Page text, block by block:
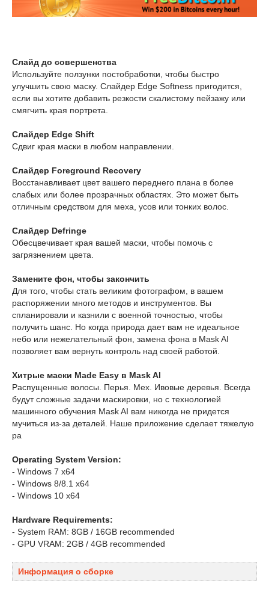
Слайд до совершенства
Используйте ползунки постобработки, чтобы быстро
улучшить свою маску. Слайдер Edge Softness пригодится,
если вы хотите добавить резкости скалистому пейзажу или
смягчить края портрета.
Слайдер Edge Shift
Сдвиг края маски в любом направлении.
Слайдер Foreground Recovery
Восстанавливает цвет вашего переднего плана в более
слабых или более прозрачных областях. Это может быть
отличным средством для меха, усов или тонких волос.
Слайдер Defringe
Обесцвечивает края вашей маски, чтобы помочь с
загрязнением цвета.
Замените фон, чтобы закончить
Для того, чтобы стать великим фотографом, в вашем
распоряжении много методов и инструментов. Вы
спланировали и казнили с военной точностью, чтобы
получить шанс. Но когда природа дает вам не идеальное
небо или нежелательный фон, замена фона в Mask AI
позволяет вам вернуть контроль над своей работой.
Хитрые маски Made Easy в Mask AI
Распущенные волосы. Перья. Мех. Ивовые деревья. Всегда
будут сложные задачи маскировки, но с технологией
машинного обучения Mask AI вам никогда не придется
мучиться из-за деталей. Наше приложение сделает тяжелую
ра
Operating System Version:
- Windows 7 x64
- Windows 8/8.1 x64
- Windows 10 x64
Hardware Requirements:
- System RAM: 8GB / 16GB recommended
- GPU VRAM: 2GB / 4GB recommended
Информация о сборке